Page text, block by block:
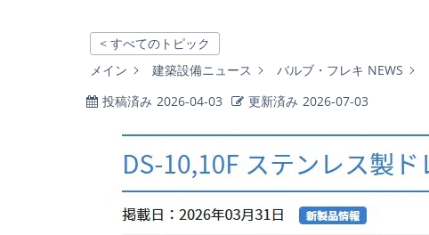
< すべてのトピック
メイン
建築設備ニュース バルブ・フレキ NEWS
投稿済み 2026-04-03 更新済み 2026-07-03